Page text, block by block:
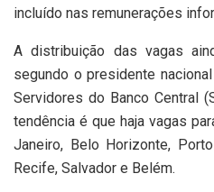
incluído nas remunerações
A distribuição das vagas
segundo o presidente
Servidores do Banco Central
tendência é que haja vagas
Janeiro, Belo Horizonte,
Recife, Salvador e Belém.